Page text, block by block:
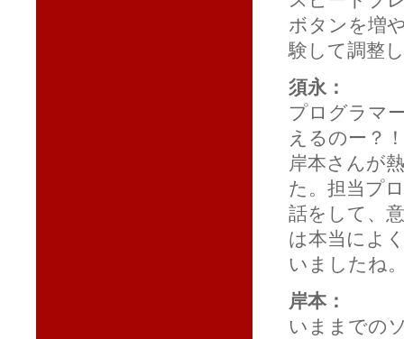
ボタンを増
験して調整
須永：
プログラマ
えるのー？
岸本さんが
た。担当プ
話をして、
は本当によ
いましたね
岸本：
いままでの